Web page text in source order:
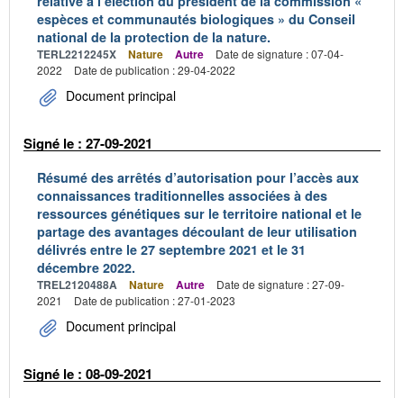
espèces et communautés biologiques » du Conseil
national de la protection de la nature.
TERL2212245X Nature Autre
Date de signature : 07-04-
2022
Date de publication : 29-04-2022
Document principal
Signé le : 27-09-2021
Résumé des arrêtés d’autorisation pour l’accès aux
connaissances traditionnelles associées à des
ressources génétiques sur le territoire national et le
partage des avantages découlant de leur utilisation
délivrés entre le 27 septembre 2021 et le 31
décembre 2022.
TREL2120488A Nature Autre
Date de signature : 27-09-
2021
Date de publication : 27-01-2023
Document principal
Signé le : 08-09-2021